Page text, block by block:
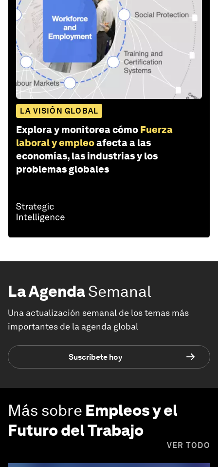
LA VISIÓN GLOBAL
Explora y monitorea cómo Fuerza
laboral y empleoafecta a las
economías, las industrias y los
problemas globales
La AgendaSemanal
Una actualización semanal de los temas más
importantes de la agenda global
Suscríbete hoy
Más sobre Empleos y el
Futuro del Trabajo
VER TODO